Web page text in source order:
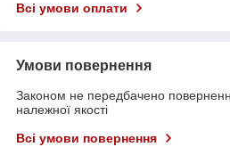
Всі умови оплати
Умови повернення
Законом не передбачено
належної якості
Всі умови повернення